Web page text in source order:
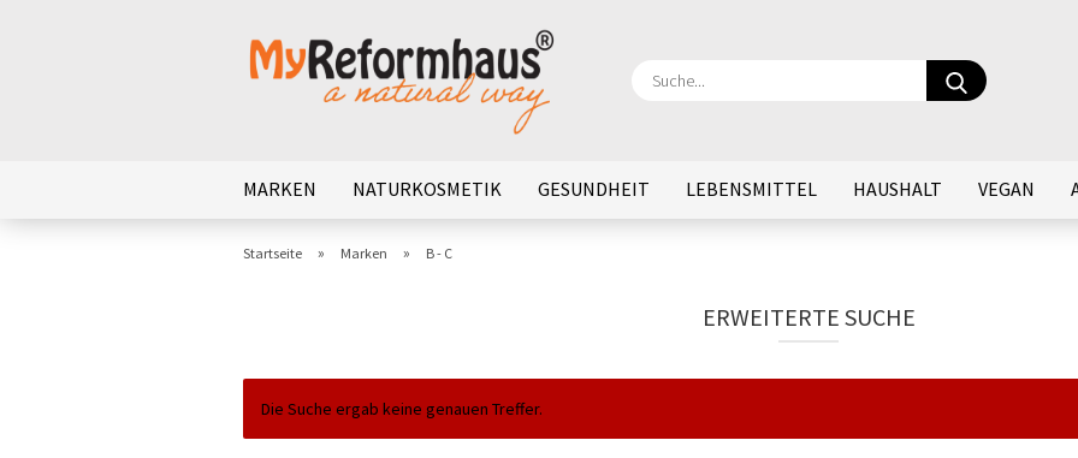
Suche...
MARKEN NATURKOSMETIK GESUNDHEIT LEBENSMITTEL HAUSHALT VEGAN
Startseite » Marken » B - C
ERWEITERTE SUCHE
Die Suche ergab keine genauen Treffer.